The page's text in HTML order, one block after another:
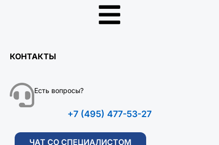
КОНТАКТЫ
Есть вопросы?
+7 (495) 477-53-27
ЧАТ СО СПЕЦИАЛИСТОМ